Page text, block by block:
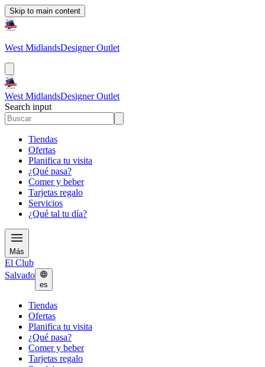
Skip to main content
West MidlandsDesigner Outlet
West MidlandsDesigner Outlet
Search input
Tiendas
Ofertas
Planifica tu visita
¿Qué pasa?
Comer y beber
Tarjetas regalo
Servicios
¿Qué tal tu día?
Más
El Club
Salvado
es
Tiendas
Ofertas
Planifica tu visita
¿Qué pasa?
Comer y beber
Tarjetas regalo